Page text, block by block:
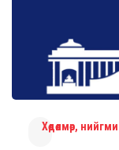
Хөдөлмөр,